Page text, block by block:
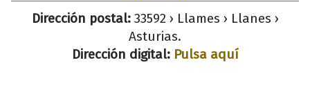
Dirección postal:33592 › Llames › Llanes ›
Asturias.
Dirección digital: Pulsa aquí